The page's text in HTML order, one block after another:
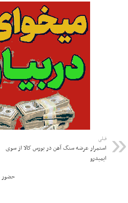
قبلی
استمرار عرضه سنگ آهن در بورس کالا از سوی
ایمیدرو